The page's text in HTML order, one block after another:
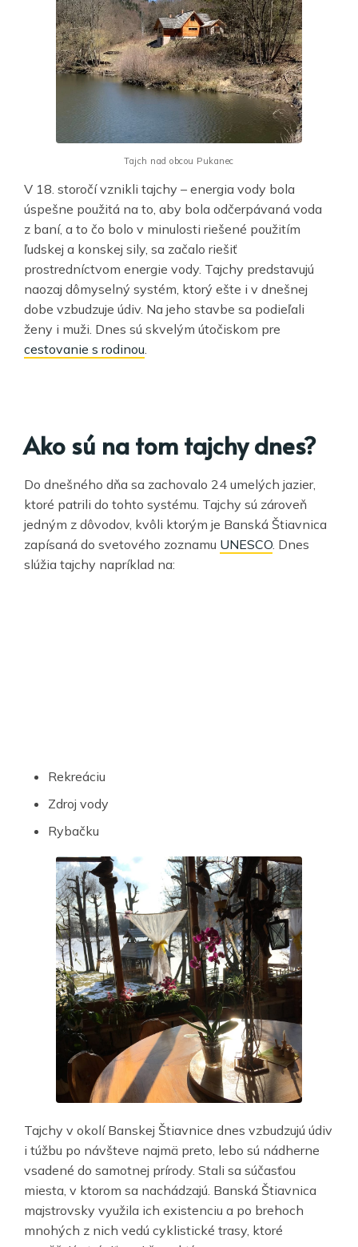
Tajch nad obcou Pukanec
V 18. storočí vznikli tajchy – energia vody bola
úspešne použitá na to, aby bola odčerpávaná voda
z baní, a to čo bolo v minulosti riešené použitím
ľudskej a konskej sily, sa začalo riešiť
prostredníctvom energie vody. Tajchy predstavujú
naozaj dômyselný systém, ktorý ešte i v dnešnej
dobe vzbudzuje údiv. Na jeho stavbe sa podieľali
ženy i muži. Dnes sú skvelým útočiskom pre
cestovanie s rodinou.
Ako sú na tom tajchy dnes?
Do dnešného dňa sa zachovalo 24 umelých jazier,
ktoré patrili do tohto systému. Tajchy sú zároveň
jedným z dôvodov, kvôli ktorým je Banská Štiavnica
zapísaná do svetového zoznamu UNESCO. Dnes
slúžia tajchy napríklad na:
Rekreáciu
Zdroj vody
Rybačku
Tajchy v okolí Banskej Štiavnice dnes vzbudzujú údiv
i túžbu po návšteve najmä preto, lebo sú nádherne
vsadené do samotnej prírody. Stali sa súčasťou
miesta, v ktorom sa nachádzajú. Banská Štiavnica
majstrovsky využila ich existenciu a po brehoch
mnohých z nich vedú cyklistické trasy, ktoré